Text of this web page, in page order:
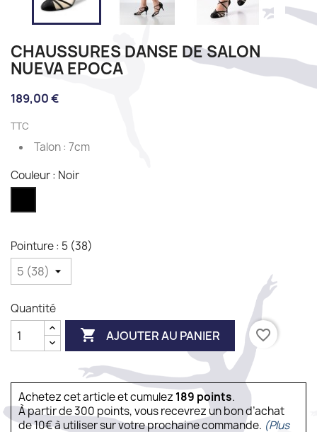
CHAUSSURES DANSE DE SALON
NUEVA EPOCA
189,00 €
TTC
Talon : 7cm
Couleur : Noir
Pointure : 5 (38)
Quantité
 AJOUTER AU PANIER favorite_border
Achetez cet article et cumulez 189 points.
À partir de 300 points, vous recevrez un bon d’achat
de 10€ à utiliser sur votre prochaine commande. (Plus